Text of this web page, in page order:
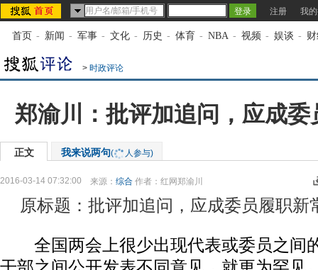
注册 我
首页 - 新闻 - 军事 - 文化 - 历史 - 体育 - NBA - 视频 - 娱谈 -
> 时政评论
郑渝川：批评加追问，应成
正文 我来说两句( 人参与)
2016-03-14 07:32:00 来源： 综合 作者：红网郑渝川
原标题：批评加追问，应成委员履职新
全国两会上很少出现代表或委员之间